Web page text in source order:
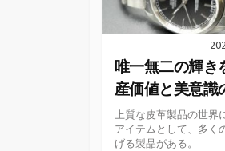
唯一無二の輝き
産価値と美意識
上質な皮革製品の世界
アイテムとして、多く
げる製品がある。